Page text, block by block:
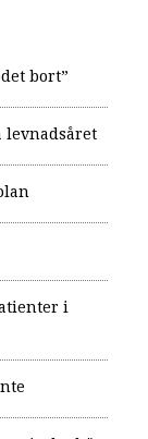
bort”
levnadsåret
i